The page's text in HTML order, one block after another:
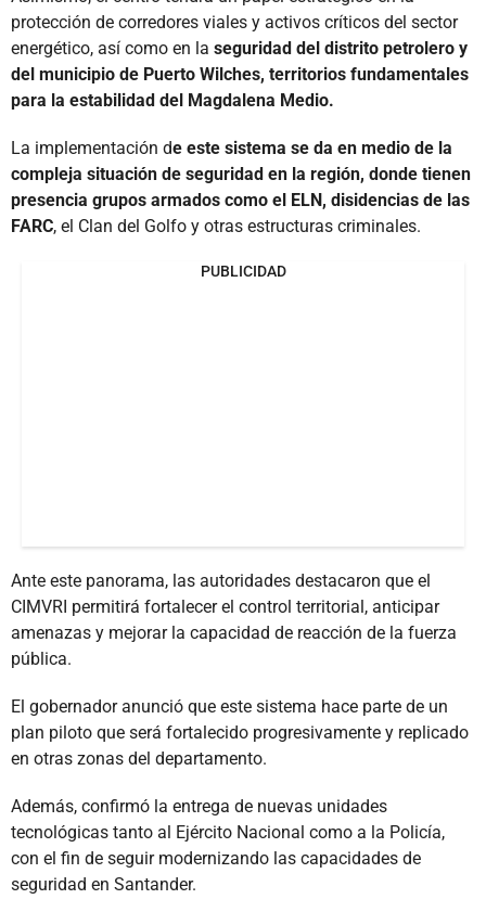
protección de corredores viales y activos críticos del sector
energético, así como en la seguridad del distrito petrolero y
del municipio de Puerto Wilches, territorios fundamentales
para la estabilidad del Magdalena Medio.
La implementación de este sistema se da en medio de la
compleja situación de seguridad en la región, donde tienen
presencia grupos armados como el ELN, disidencias de las
FARC, el Clan del Golfo y otras estructuras criminales.
PUBLICIDAD
Ante este panorama, las autoridades destacaron que el
CIMVRI permitirá fortalecer el control territorial, anticipar
amenazas y mejorar la capacidad de reacción de la fuerza
pública.
El gobernador anunció que este sistema hace parte de un
plan piloto que será fortalecido progresivamente y replicado
en otras zonas del departamento.
Además, confirmó la entrega de nuevas unidades
tecnológicas tanto al Ejército Nacional como a la Policía,
con el fin de seguir modernizando las capacidades de
seguridad en Santander.